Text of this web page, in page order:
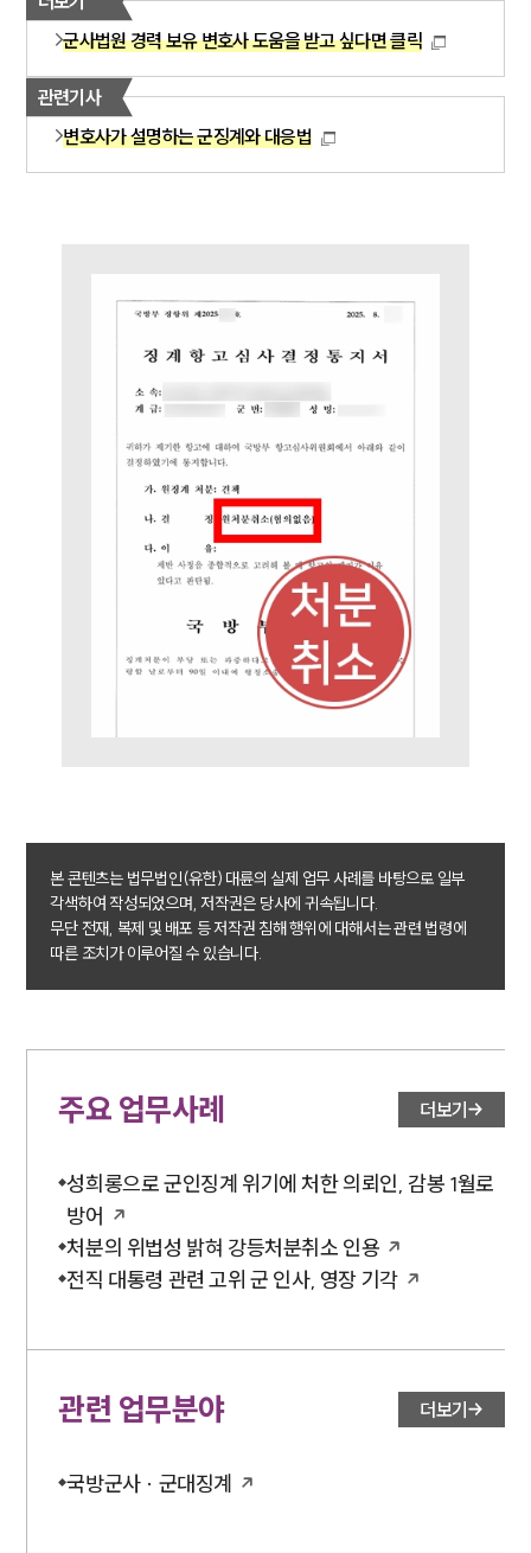
AI대륜
국방군사그룹 업무
전체
구성원 소개
군전문변호사
소식/자료
언론보도
공지사항
법률 블로그
대륜법률상담예약
군사법원 경력 보유 변호사 도움을 받고 싶다면 클릭
관련기사
변호사가 설명하는 군징계와 대응법
본 콘텐츠는 법무법인(유한) 대륜의 실제 업무 사례를 바탕으로 일부
각색하여 작성되었으며, 저작권은 당사에 귀속됩니다.
무단 전재, 복제 및 배포 등 저작권 침해 행위에 대해서는 관련 법령에
따른 조치가 이루어질 수 있습니다.
주요 업무사례 더보기
성희롱으로 군인징계 위기에 처한 의뢰인, 감봉 1월로
방어
처분의 위법성 밝혀 강등처분취소 인용
전직 대통령 관련 고위 군 인사, 영장 기각
관련 업무분야 더보기
국방군사 · 군대징계